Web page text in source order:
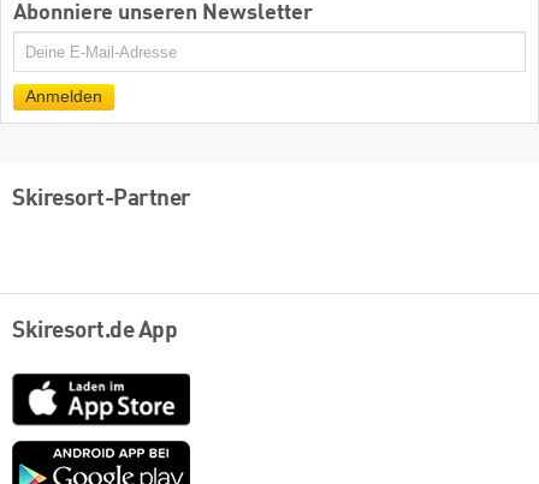
Abonniere unseren Newsletter
E-
Anmelden
Skiresort-Partner
Skiresort.de App
App
Store
Google